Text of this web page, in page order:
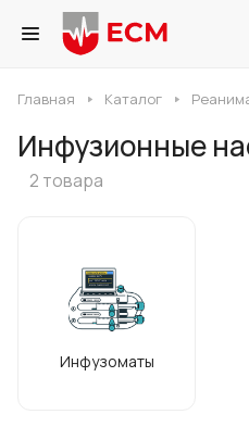
Главная Каталог
Инфузионные
2 товара
Инфузоматы